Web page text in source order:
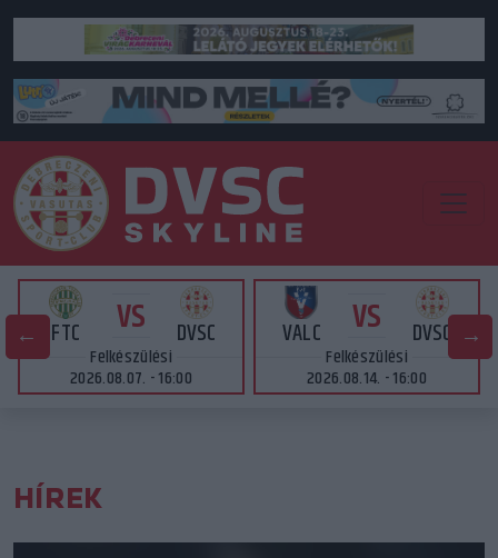
FTC VS DVSC
Felkészülési
2026.08.07. - 16:00
VALC VS DVSC
Felkészülési
2026.08.14. - 16:00
HÍREK